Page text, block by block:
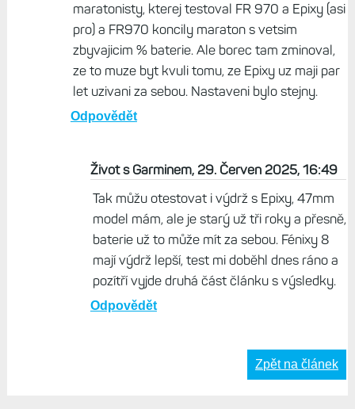
maratonisty, kterej testoval FR 970 a Epixy (asi
pro) a FR970 koncily maraton s vetsim
zbyvajicim % baterie. Ale borec tam zminoval,
ze to muze byt kvuli tomu, ze Epixy uz maji par
let uzivani za sebou. Nastaveni bylo stejny.
Odpovědět
Život s Garminem, 29. Červen 2025, 16:49
Tak můžu otestovat i výdrž s Epixy, 47mm
model mám, ale je starý už tři roky a přesně,
baterie už to může mít za sebou. Fénixy 8
mají výdrž lepší, test mi doběhl dnes ráno a
pozítří vyjde druhá část článku s výsledky.
Odpovědět
Zpět na článek